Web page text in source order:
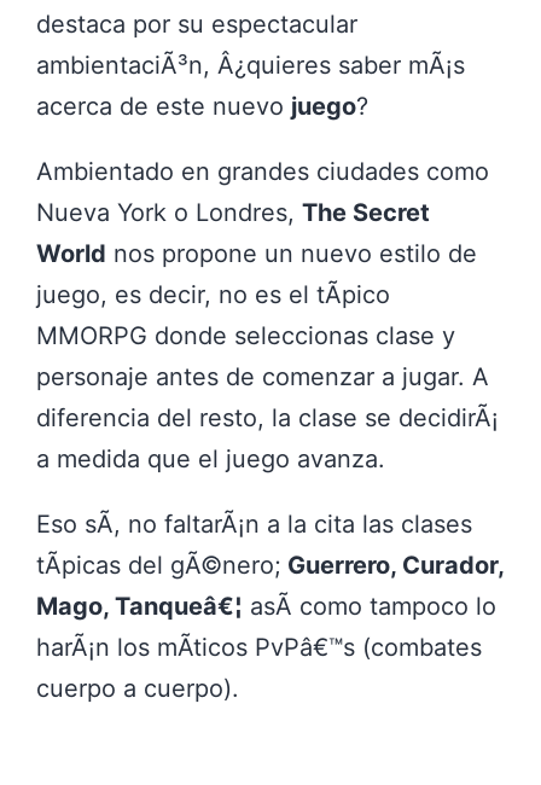
destaca por su espectacular
ambientaciÃ³n, Â¿quieres saber mÃ¡s
acerca de este nuevo juego?
Ambientado en grandes ciudades como
Nueva York o Londres, The Secret
World nos propone un nuevo estilo de
juego, es decir, no es el tÃ­pico
MMORPG donde seleccionas clase y
personaje antes de comenzar a jugar. A
diferencia del resto, la clase se decidirÃ¡
a medida que el juego avanza.
Eso sÃ­, no faltarÃ¡n a la cita las clases
tÃ­picas del gÃ©nero; Guerrero, Curador,
Mago, Tanqueâ€¦ asÃ­ como tampoco lo
harÃ¡n los mÃ­ticos PvPâ€™s (combates
cuerpo a cuerpo).